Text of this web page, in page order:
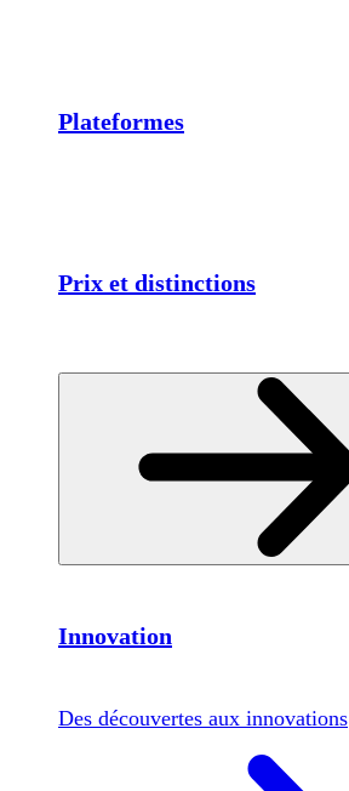
Plateformes
Prix et distinctions
Innovation
Des découvertes aux innovations